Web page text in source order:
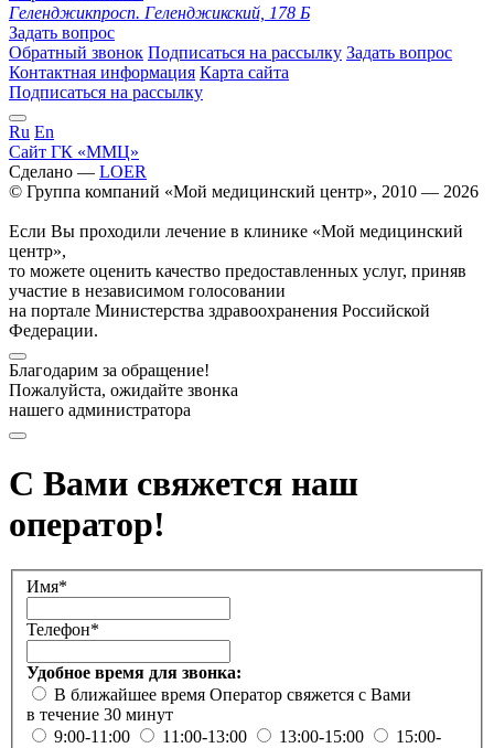
Геленджикпросп. Геленджикский, 178 Б
Задать вопрос
Обратный звонок Подписаться на рассылку Задать вопрос
Контактная информация Карта сайта
Подписаться на рассылку
Ru En
Сайт ГК «ММЦ»
Сделано — LOER
© Группа компаний «Мой медицинский центр», 2010 — 2026
Если Вы проходили лечение в клинике «Мой медицинский
центр»,
то можете оценить качество предоставленных услуг, приняв
участие в независимом голосовании
на портале Министерства здравоохранения Российской
Федерации.
Благодарим за обращение!
Пожалуйста, ожидайте звонка
нашего администратора
С Вами свяжется наш
оператор!
Имя*
Телефон*
Удобное время для звонка:
В ближайшее время Оператор свяжется с Вами
в течение 30 минут
9:00-11:00
11:00-13:00 13:00-15:00 15:00-